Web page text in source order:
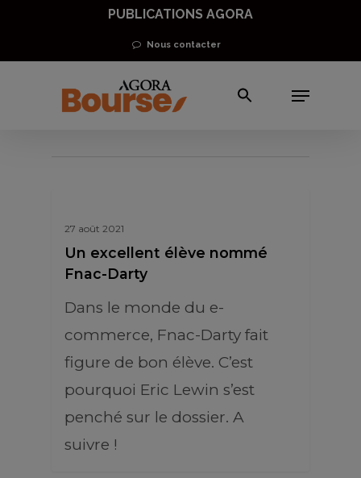
main
PUBLICATIONS AGORA
Nous contacter
Menu
action Fnac Darty
27 août 2021
Un excellent élève nommé
Fnac-Darty
Dans le monde du e-
commerce, Fnac-Darty fait
figure de bon élève. C’est
pourquoi Eric Lewin s’est
penché sur le dossier. A
suivre !